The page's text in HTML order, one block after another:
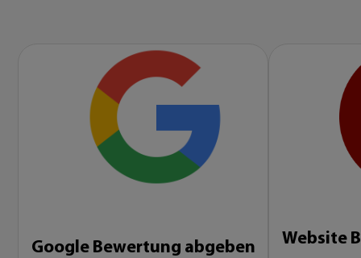
Google Bewertung abgeben Website